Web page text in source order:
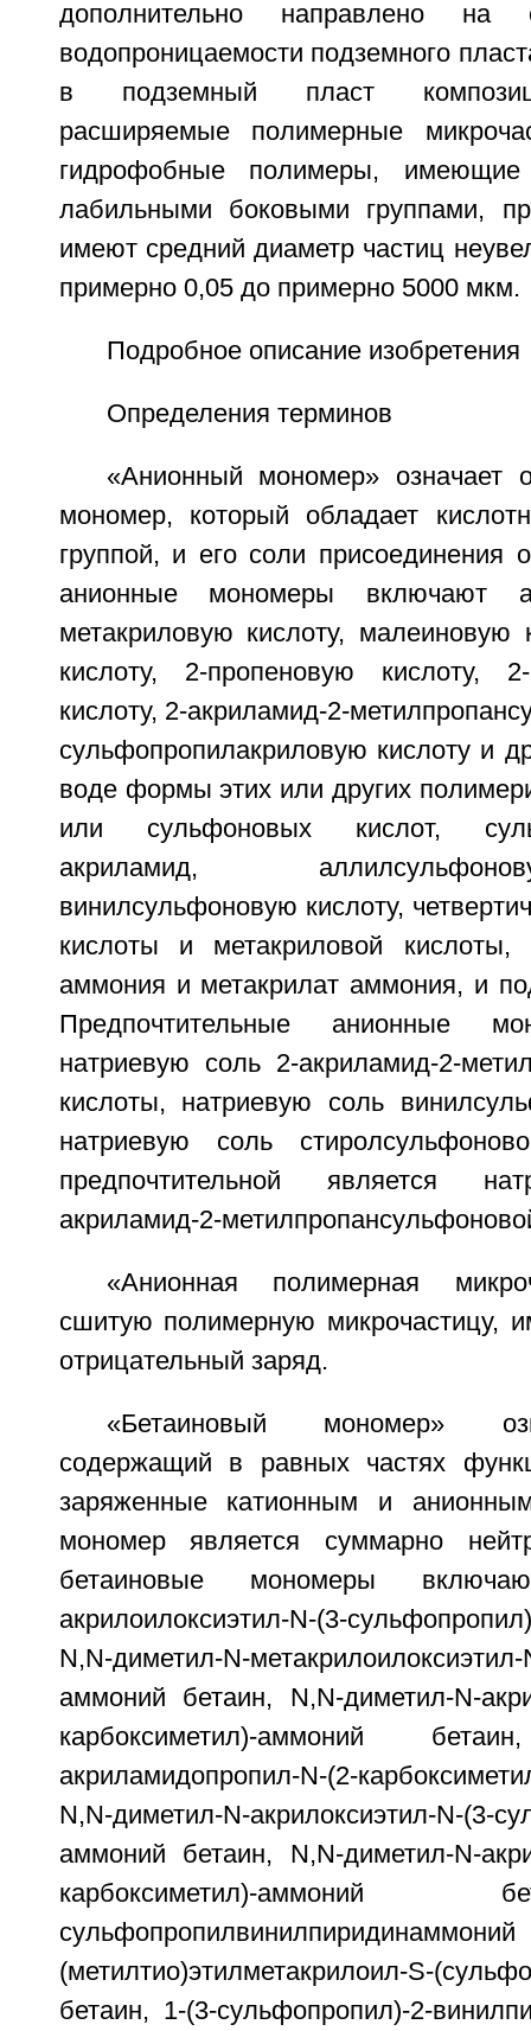
дополнительно направлено на
водопроницаемости подземного
в подземный пласт
расширяемые полимерные
гидрофобные полимеры,
лабильными боковыми группами,
имеют средний диаметр частиц
примерно 0,05 до примерно 5000 мкм.
Подробное описание изобретения
Определения терминов
«Анионный мономер» означает
мономер, который обладает
группой, и его соли присоединения
анионные мономеры включают
метакриловую кислоту, малеиновую
кислоту, 2-пропеновую кислоту, 2-
кислоту, 2-акриламид-2-
сульфопропилакриловую кислоту и
воде формы этих или других
или сульфоновых кислот,
акриламид,
винилсульфоновую кислоту,
кислоты и метакриловой кислоты,
аммония и метакрилат аммония, и
Предпочтительные анионные
натриевую соль 2-акриламид-2-
кислоты, натриевую соль
натриевую соль
предпочтительной является
акриламид-2-
«Анионная полимерная
сшитую полимерную микрочастицу,
отрицательный заряд.
«Бетаиновый мономер»
содержащий в равных частях
заряженные катионным и
мономер является суммарно
бетаиновые мономеры
акрилоилоксиэтил-N-(3-
N,N-диметил-N-
аммоний бетаин, N,N-диметил-N-
карбоксиметил)-аммоний
акриламидопропил-N-(2-
N,N-диметил-N-акрилоксиэтил-N-(3-
аммоний бетаин, N,N-диметил-N-
карбоксиметил)-
(метилтио)этилметакрилоил-S-
бетаин, 1-(3-сульфопропил)-2-